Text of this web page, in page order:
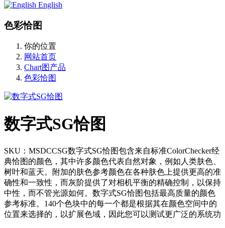
English
色彩恰图
你的位置
网站首页
Chart图产品
色彩恰图
数字式SG恰图
SKU：MSDCCSG数字式SG恰图包含来自标准ColorChecker经
典恰图的颜色，其中许多颜色代表自然对象，例如人类肤色、
树叶和蓝天。附加的肤色参考颜色在各种肤色上提供更高的准
确性和一致性，而灰阶提供了对相机平衡的精确控制，以保持
中性，而不管光源如何。数字式SG恰图包括最高质量的颜色
参考标准。140个色块中的每一个都是根据其在颜色空间中的
位置来选择的，以扩展色域，因此您可以测试更广泛的系统功